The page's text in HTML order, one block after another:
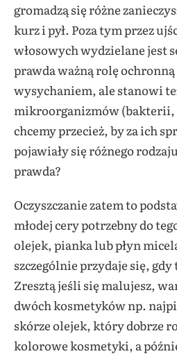
gromadzą się różne
kurz i pył. Poza tym przez
włosowych wydzielane jest
prawda ważną rolę
wysychaniem, ale stanowi
mikroorganizmów (bakterii,
chcemy przecież, by za ich
pojawiały się różnego
prawda?
Oczyszczanie zatem to
młodej cery potrzebny do
olejek, pianka lub płyn
szczególnie przydaje się, gdy
Zresztą jeśli się malujesz,
dwóch kosmetyków np.
skórze olejek, który dobrze
kolorowe kosmetyki, a